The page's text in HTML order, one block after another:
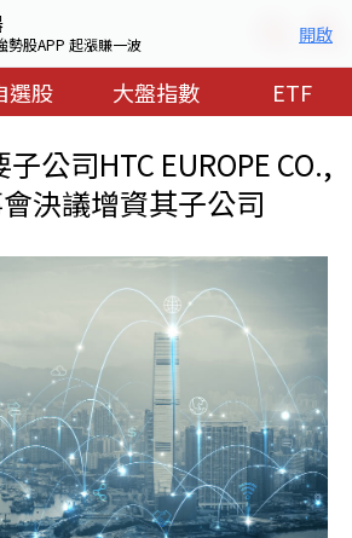
勢股APP 起漲賺一波 開啟
選股 大盤指數 ETF
公司HTC EUROPE CO.,
決議增資其子公司